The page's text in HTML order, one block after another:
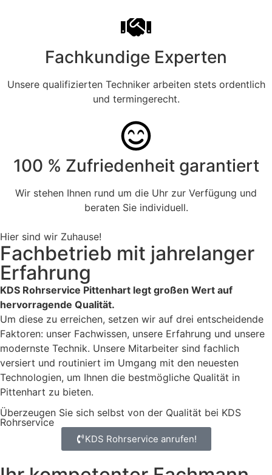
Fachkundige Experten
Unsere qualifizierten Techniker arbeiten stets ordentlich
und termingerecht.
100 % Zufriedenheit garantiert
Wir stehen Ihnen rund um die Uhr zur Verfügung und
beraten Sie individuell.
Hier sind wir Zuhause!
Fachbetrieb mit jahrelanger
Erfahrung
KDS Rohrservice Pittenhart legt großen Wert auf
hervorragende Qualität.
Um diese zu erreichen, setzen wir auf drei entscheidende
Faktoren: unser Fachwissen, unsere Erfahrung und unsere
modernste Technik. Unsere Mitarbeiter sind fachlich
versiert und routiniert im Umgang mit den neuesten
Technologien, um Ihnen die bestmögliche Qualität in
Pittenhart zu bieten.
Überzeugen Sie sich selbst von der Qualität bei KDS
Rohrservice
KDS Rohrservice anrufen!